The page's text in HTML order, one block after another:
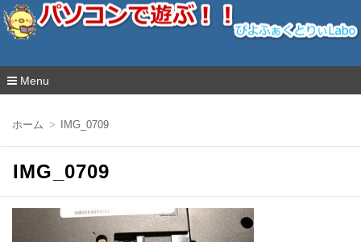
ぴよふぁくとりぃLabo
Menu
ン
ホーム IMG_0709
IMG_0709